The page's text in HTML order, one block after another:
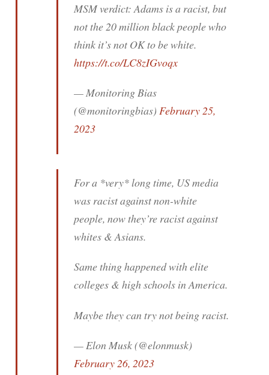
MSM verdict: Adams is a racist, but
not the 20 million black people who
think it’s not OK to be white.
https://t.co/LC8zIGvoqx
— Monitoring Bias
(@monitoringbias) February 25,
2023
For a *very* long time, US media
was racist against non-white
people, now they’re racist against
whites & Asians.
Same thing happened with elite
colleges & high schools in America.
Maybe they can try not being racist.
— Elon Musk (@elonmusk)
February 26, 2023